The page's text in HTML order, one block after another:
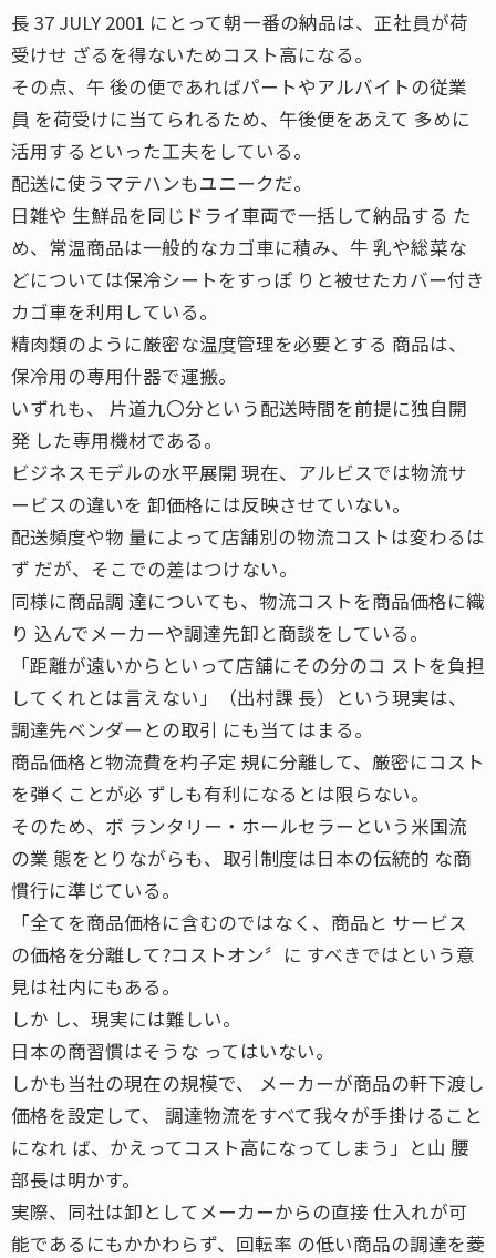
長 37 JULY 2001 にとって朝一番の納品は、正社員が荷
受けせ ざるを得ないためコスト高になる。
その点、午 後の便であればパートやアルバイトの従業
員 を荷受けに当てられるため、午後便をあえて 多めに
活用するといった工夫をしている。
配送に使うマテハンもユニークだ。
日雑や 生鮮品を同じドライ車両で一括して納品する た
め、常温商品は一般的なカゴ車に積み、牛 乳や総菜な
どについては保冷シートをすっぽ りと被せたカバー付き
カゴ車を利用している。
精肉類のように厳密な温度管理を必要とする 商品は、
保冷用の専用什器で運搬。
いずれも、 片道九〇分という配送時間を前提に独自開
発 した専用機材である。
ビジネスモデルの水平展開 現在、アルビスでは物流サ
ービスの違いを 卸価格には反映させていない。
配送頻度や物 量によって店舗別の物流コストは変わるは
ず だが、そこでの差はつけない。
同様に商品調 達についても、物流コストを商品価格に織
り 込んでメーカーや調達先卸と商談をしている。
「距離が遠いからといって店舗にその分のコ ストを負担
してくれとは言えない」（出村課 長）という現実は、
調達先ベンダーとの取引 にも当てはまる。
商品価格と物流費を杓子定 規に分離して、厳密にコスト
を弾くことが必 ずしも有利になるとは限らない。
そのため、ボ ランタリー・ホールセラーという米国流
の業 態をとりながらも、取引制度は日本の伝統的 な商
慣行に準じている。
「全てを商品価格に含むのではなく、商品と サービス
の価格を分離して?コストオン〞に すべきではという意
見は社内にもある。
しか し、現実には難しい。
日本の商習慣はそうな ってはいない。
しかも当社の現在の規模で、 メーカーが商品の軒下渡し
価格を設定して、 調達物流をすべて我々が手掛けること
になれ ば、かえってコスト高になってしまう」と山 腰
部長は明かす。
実際、同社は卸としてメーカーからの直接 仕入れが可
能であるにもかかわらず、回転率 の低い商品の調達を菱